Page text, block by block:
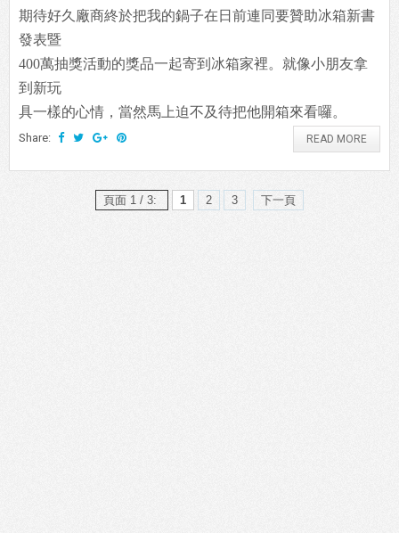
期待好久廠商終於把我的鍋子在日前連同要贊助冰箱新書
發表暨
400萬抽獎活動的獎品一起寄到冰箱家裡。就像小朋友拿
到新玩
具一樣的心情，當然馬上迫不及待把他開箱來看囉。
Share: READ MORE
頁面 1 / 3: 1 2 3 下一頁